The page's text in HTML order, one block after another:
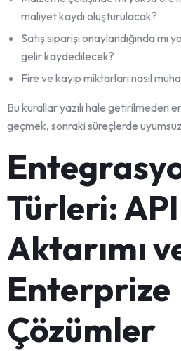
maliyet kaydı oluşturulacak?
Satış siparişi onaylandığında mı
gelir kaydedilecek?
Fire ve kayıp miktarları nasıl
Bu kurallar yazılı hale getirilmeden
geçmek, sonraki süreçlerde
Türleri:
Aktarımı
Enterprize
Çözümler